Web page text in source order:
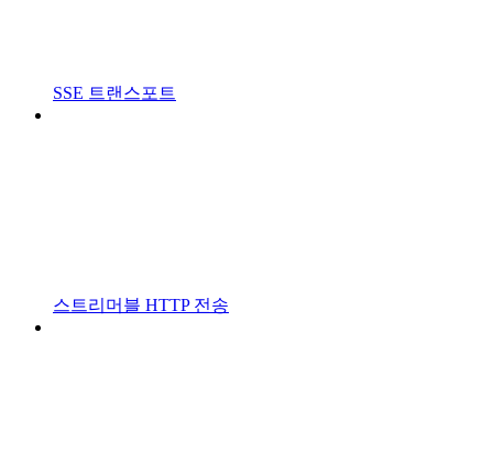
SSE 트랜스포트
스트리머블 HTTP 전송